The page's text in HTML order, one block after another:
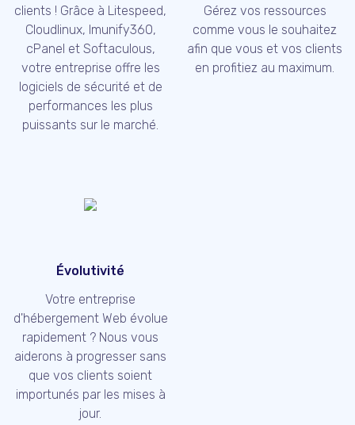
clients ! Grâce à Litespeed,
Cloudlinux, Imunify360,
cPanel et Softaculous,
votre entreprise offre les
logiciels de sécurité et de
performances les plus
puissants sur le marché.
Gérez vos ressources
comme vous le souhaitez
afin que vous et vos clients
en profitiez au maximum.
Évolutivité
Votre entreprise
d'hébergement Web évolue
rapidement ? Nous vous
aiderons à progresser sans
que vos clients soient
importunés par les mises à
jour.